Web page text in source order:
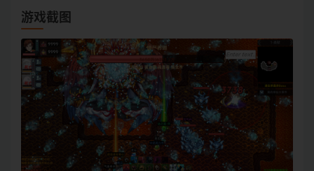
游戏截图